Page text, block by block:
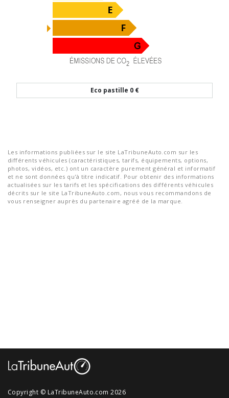
Eco pastille 0 €
Les informations publiées sur le site LaTribuneAuto.com sur les
différents véhicules (caractéristiques, tarifs, équipements, options,
photos, vidéos, etc.) ont un caractère purement général et informatif
et ne sont données qu'à titre indicatif. Pour obtenir des informations
actualisées sur les tarifs et les spécifications des différents véhicules
décrits sur le site LaTribuneAuto.com, nous vous recommandons de
vous renseigner auprès du partenaire agréé de la marque.
Copyright © LaTribuneAuto.com 2026